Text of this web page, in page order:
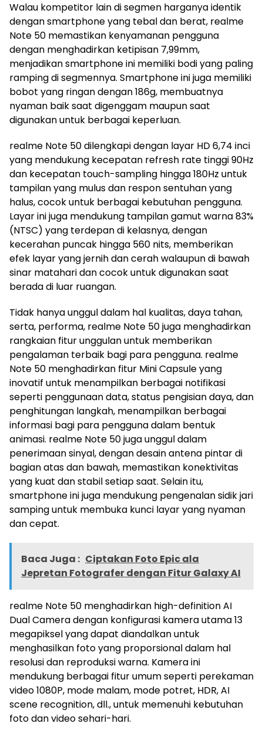
Walau kompetitor lain di segmen harganya identik
dengan smartphone yang tebal dan berat, realme
Note 50 memastikan kenyamanan pengguna
dengan menghadirkan ketipisan 7,99mm,
menjadikan smartphone ini memiliki bodi yang paling
ramping di segmennya. Smartphone ini juga memiliki
bobot yang ringan dengan 186g, membuatnya
nyaman baik saat digenggam maupun saat
digunakan untuk berbagai keperluan.
realme Note 50 dilengkapi dengan layar HD 6,74 inci
yang mendukung kecepatan refresh rate tinggi 90Hz
dan kecepatan touch-sampling hingga 180Hz untuk
tampilan yang mulus dan respon sentuhan yang
halus, cocok untuk berbagai kebutuhan pengguna.
Layar ini juga mendukung tampilan gamut warna 83%
(NTSC) yang terdepan di kelasnya, dengan
kecerahan puncak hingga 560 nits, memberikan
efek layar yang jernih dan cerah walaupun di bawah
sinar matahari dan cocok untuk digunakan saat
berada di luar ruangan.
Tidak hanya unggul dalam hal kualitas, daya tahan,
serta, performa, realme Note 50 juga menghadirkan
rangkaian fitur unggulan untuk memberikan
pengalaman terbaik bagi para pengguna. realme
Note 50 menghadirkan fitur Mini Capsule yang
inovatif untuk menampilkan berbagai notifikasi
seperti penggunaan data, status pengisian daya, dan
penghitungan langkah, menampilkan berbagai
informasi bagi para pengguna dalam bentuk
animasi. realme Note 50 juga unggul dalam
penerimaan sinyal, dengan desain antena pintar di
bagian atas dan bawah, memastikan konektivitas
yang kuat dan stabil setiap saat. Selain itu,
smartphone ini juga mendukung pengenalan sidik jari
samping untuk membuka kunci layar yang nyaman
dan cepat.
Baca Juga : Ciptakan Foto Epic ala
Jepretan Fotografer dengan Fitur Galaxy AI
realme Note 50 menghadirkan high-definition AI
Dual Camera dengan konfigurasi kamera utama 13
megapiksel yang dapat diandalkan untuk
menghasilkan foto yang proporsional dalam hal
resolusi dan reproduksi warna. Kamera ini
mendukung berbagai fitur umum seperti perekaman
video 1080P, mode malam, mode potret, HDR, AI
scene recognition, dll., untuk memenuhi kebutuhan
foto dan video sehari-hari.